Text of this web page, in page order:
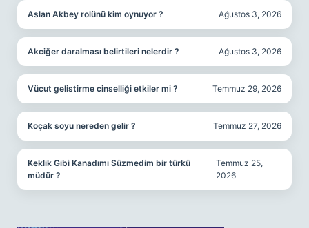
Aslan Akbey rolünü kim oynuyor ? Ağustos 3, 2026
Akciğer daralması belirtileri nelerdir ? Ağustos 3, 2026
Vücut gelistirme cinselliği etkiler mi ? Temmuz 29, 2026
Koçak soyu nereden gelir ? Temmuz 27, 2026
Keklik Gibi Kanadımı Süzmedim bir türkü
müdür ?
Temmuz 25,
2026